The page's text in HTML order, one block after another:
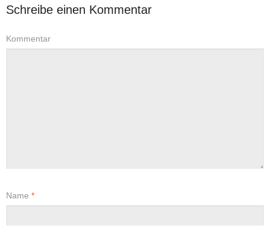
Schreibe einen Kommentar
Kommentar
Name *